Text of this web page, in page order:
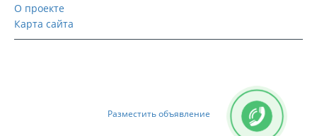
О проекте
Карта сайта
Разместить объявление